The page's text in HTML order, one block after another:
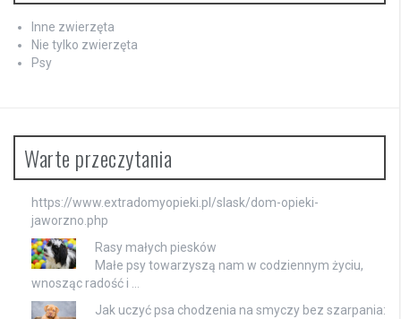
Inne zwierzęta
Nie tylko zwierzęta
Psy
Warte przeczytania
https://www.extradomyopieki.pl/slask/dom-opieki-
jaworzno.php
Rasy małych piesków
Małe psy towarzyszą nam w codziennym życiu,
wnosząc radość i …
Jak uczyć psa chodzenia na smyczy bez szarpania: